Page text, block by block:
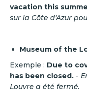
vacation this
sur la Côte d'Azur
Museum of the
Exemple : Due to
has been closed. -
Louvre a été fermé.